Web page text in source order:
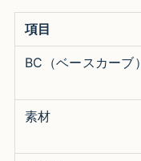
項目
BC（ベースカーブ）
素材